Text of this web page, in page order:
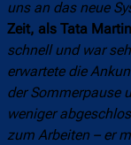
uns an das neue
Zeit, als Tata
schnell und war
erwartete die
der Sommerpause
weniger
zum Arbeiten – er